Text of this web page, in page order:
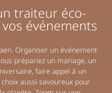
traiteur éco-
événements
Organiser un événement
prépariez un mariage, un
faire appel à un
aussi savoureux pour